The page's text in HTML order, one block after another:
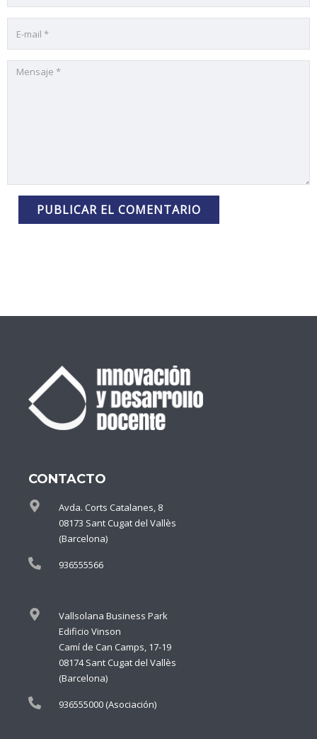
CONTACTO
Avda. Corts Catalanes, 8
08173 Sant Cugat del Vallès
(Barcelona)
936555566
Vallsolana Business Park
Edificio Vinson
Camí de Can Camps, 17-19
08174 Sant Cugat del Vallès
(Barcelona)
936555000 (Asociación)